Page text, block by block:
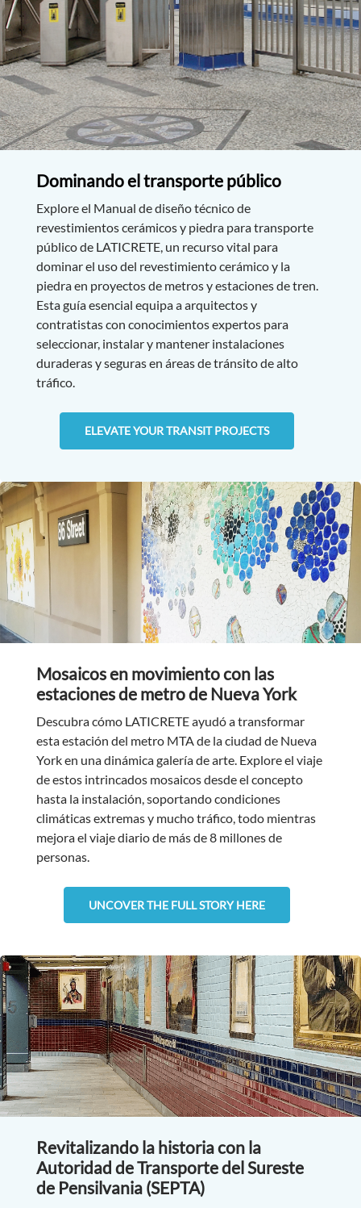
Dominando el transporte público
Explore el Manual de diseño técnico de
revestimientos cerámicos y piedra para transporte
público de LATICRETE, un recurso vital para
dominar el uso del revestimiento cerámico y la
piedra en proyectos de metros y estaciones de tren.
Esta guía esencial equipa a arquitectos y
contratistas con conocimientos expertos para
seleccionar, instalar y mantener instalaciones
duraderas y seguras en áreas de tránsito de alto
tráfico.
ELEVATE YOUR TRANSIT PROJECTS
Mosaicos en movimiento con las
estaciones de metro de Nueva York
Descubra cómo LATICRETE ayudó a transformar
esta estación del metro MTA de la ciudad de Nueva
York en una dinámica galería de arte. Explore el viaje
de estos intrincados mosaicos desde el concepto
hasta la instalación, soportando condiciones
climáticas extremas y mucho tráfico, todo mientras
mejora el viaje diario de más de 8 millones de
personas.
UNCOVER THE FULL STORY HERE
Revitalizando la historia con la
Autoridad de Transporte del Sureste
de Pensilvania (SEPTA)